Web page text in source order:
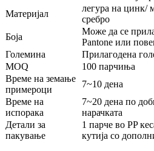
Материјал
легура на цинк/
сребро
Боја
Може да се
Pantone или
Големина
Прилагодена
MOQ
100 парчиња
Време на земање
примероци
7~10 дена
Време на
испорака
7~20 дена по
нарачката
Детали за
пакување
1 парче во PP
кутија со